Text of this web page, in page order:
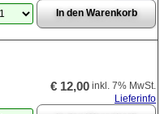
€ 12,00 inkl. 7% MwSt.
Lieferinfo